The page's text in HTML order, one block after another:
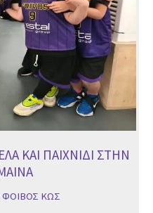
ΚΑΙ ΠΑΙΧΝΙΔΙ ΣΤΗΝ
ΦΟΙΒΟΣ ΚΩΣ